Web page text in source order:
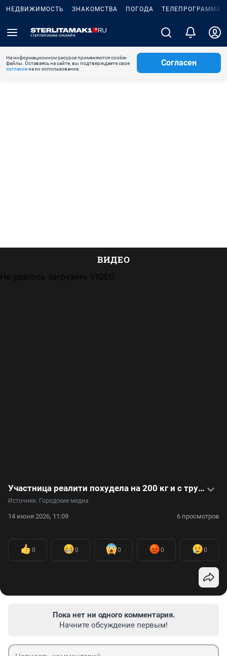
НЕДВИЖИМОСТЬ ЗНАКОМСТВА ПОГОДА ТЕЛЕПРОГРАММА
На информационном ресурсе применяются cookie-
файлы. Оставаясь на сайте, вы подтверждаете свое
согласиена их использование.
Согласен
ВИДЕО
Не удалось загрузить VIQEO
Участница реалити похудела на 200 кг и с трудом приняла новую себя. Видео
Источник: Городские медиа
14 июня 2026, 11:09 6 просмотров
0 0 0 0 0
Пока нет ни одного комментария.
Начните обсуждение первым!